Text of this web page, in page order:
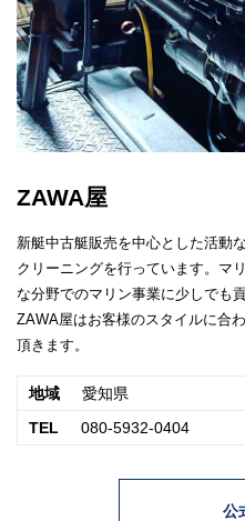
ZAWA屋
新艇中古艇販売を中心とした活動
クリーニングを行っています。マ
な分野でのマリン事業に少しでも
ZAWA屋はお客様のスタイルに合
頂きます。
地域 愛知県
TEL
080-5932-0404
公